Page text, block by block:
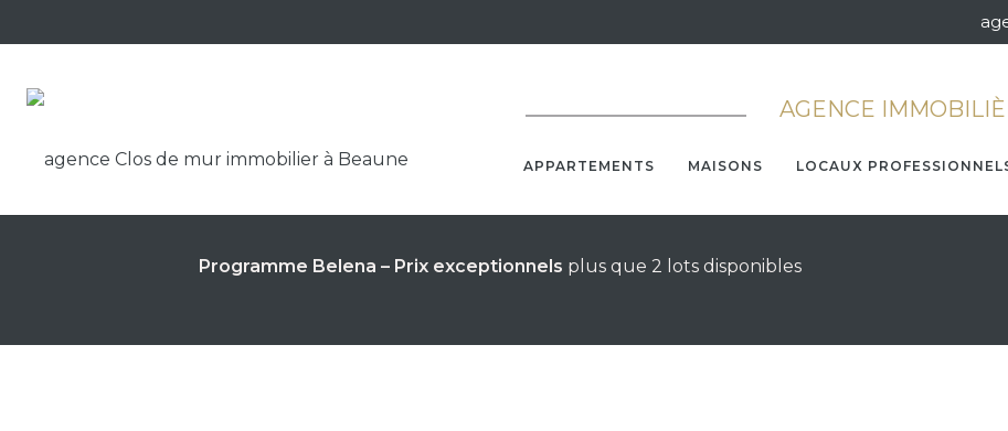
AGENCE
APPARTEMENTS MAISONS LOCAUX
Programme Belena – Prix exceptionnels plus que 2 lots disponibles